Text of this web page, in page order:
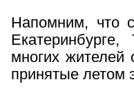
Напомним, что
Екатеринбурге,
многих жителей
принятые летом